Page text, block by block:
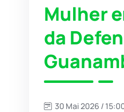
Mulher
da
30 Mai 2026 /